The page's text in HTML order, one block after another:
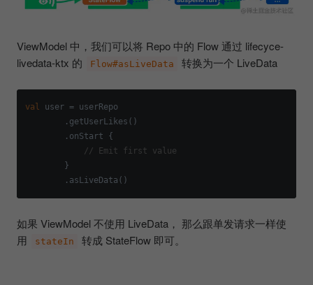
ViewModel 中，我们可以将 Repo 中的 Flow 通过 lifecyce-
livedata-ktx 的
Flow#asLiveData 转换为一个 LiveData
val user = userRepo
// Emit first value
如果 ViewModel 不使用 LiveData， 那么跟单发请求一样使
用
stateIn 转成 StateFlow 即可。